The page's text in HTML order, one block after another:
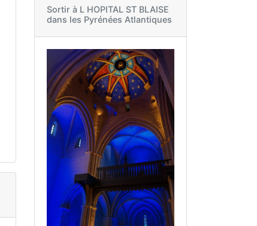
Sortir à L HOPITAL ST BLAISE
dans les Pyrénées Atlantiques